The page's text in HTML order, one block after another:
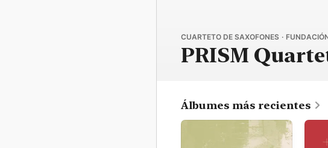
CUARTETO DE SAXOFONES ·
PRISM
Álbumes más recientes